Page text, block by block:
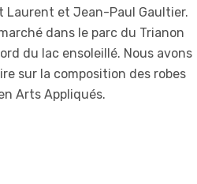
Laurent et Jean-Paul Gaultier.
dans le parc du Trianon
du lac ensoleillé. Nous avons
sur la composition des robes
Arts Appliqués.